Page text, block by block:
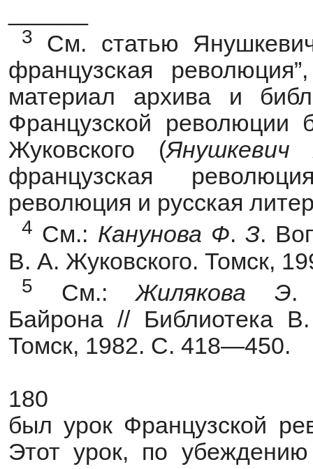
3
См. статью
французская
материал архива и
Французской революции
Жуковского (Янушкевич
французская
революция и русская
4 См.: Канунова Ф. З.
В. А. Жуковского. Томск,
5 См.:Жилякова Э
Байрона // Библиотека
Томск, 1982. С. 418—450.
180
был урок Французской
Этот урок, по